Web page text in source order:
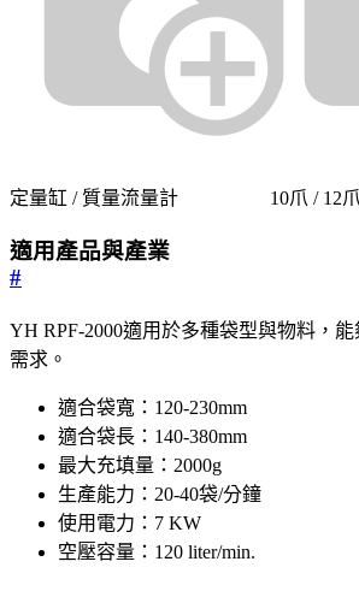
定量缸 / 質量流量計 10爪 / 12
適用產品與產業
#
YH RPF-2000適用於多種袋型與物料，
需求。
適合袋寬：120-230mm
適合袋長：140-380mm
最大充填量：2000g
生產能力：20-40袋/分鐘
使用電力：7 KW
空壓容量：120 liter/min.